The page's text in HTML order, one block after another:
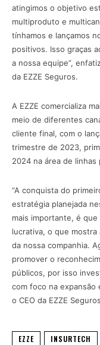
atingimos o objetivo
multiproduto e
tínhamos e lançamos
positivos. Isso graças
a nossa equipe”,
da EZZE Seguros.
A EZZE comercializa
meio de diferentes
cliente final, com o
trimestre de 2023,
2024 na área de linhas
“A conquista do
estratégia planejada
mais importante, é
lucrativa, o que
da nossa companhia.
promover o
públicos, por isso
com foco na expansão
o CEO da EZZE
EZZE INSURTECH